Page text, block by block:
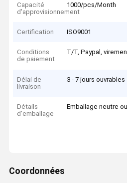
Capacité
d'approvisionnement
1000/pcs/Month
Certification ISO9001
Conditions
de paiement
T/T, Paypal,
Délai de
livraison
3 - 7 jours ouvrables
Détails
d'emballage
Emballage neutre
Coordonnées